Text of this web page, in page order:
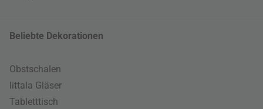
Beliebte Dekorationen
Obstschalen
Iittala Gläser
Tabletttisch